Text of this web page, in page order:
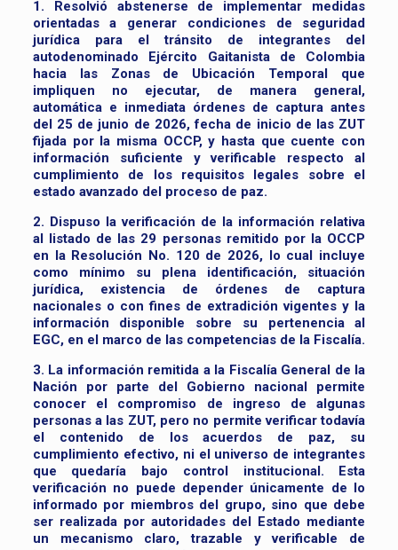
1. Resolvió abstenerse de implementar medidas
orientadas a generar condiciones de seguridad
jurídica para el tránsito de integrantes del
autodenominado Ejército Gaitanista de Colombia
hacia las Zonas de Ubicación Temporal que
impliquen no ejecutar, de manera general,
automática e inmediata órdenes de captura antes
del 25 de junio de 2026, fecha de inicio de las ZUT
fijada por la misma OCCP, y hasta que cuente con
información suficiente y verificable respecto al
cumplimiento de los requisitos legales sobre el
estado avanzado del proceso de paz.
2. Dispuso la verificación de la información relativa
al listado de las 29 personas remitido por la OCCP
en la Resolución No. 120 de 2026, lo cual incluye
como mínimo su plena identificación, situación
jurídica, existencia de órdenes de captura
nacionales o con fines de extradición vigentes y la
información disponible sobre su pertenencia al
EGC, en el marco de las competencias de la Fiscalía.
3. La información remitida a la Fiscalía General de la
Nación por parte del Gobierno nacional permite
conocer el compromiso de ingreso de algunas
personas a las ZUT, pero no permite verificar todavía
el contenido de los acuerdos de paz, su
cumplimiento efectivo, ni el universo de integrantes
que quedaría bajo control institucional. Esta
verificación no puede depender únicamente de lo
informado por miembros del grupo, sino que debe
ser realizada por autoridades del Estado mediante
un mecanismo claro, trazable y verificable de